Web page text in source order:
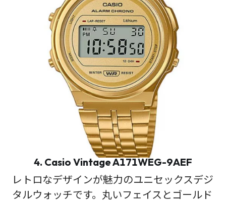
4. Casio Vintage A171WEG-9AEF
レトロなデザインが魅力のユニセックスデジ
タルウォッチです。丸いフェイスとゴールド